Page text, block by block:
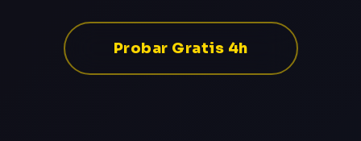
Probar Gratis 4h